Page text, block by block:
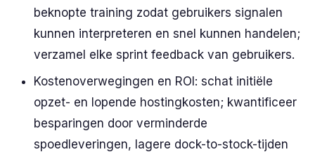
beknopte training zodat gebruikers signalen
kunnen interpreteren en snel kunnen handelen;
verzamel elke sprint feedback van gebruikers.
Kostenoverwegingen en ROI: schat initiële
opzet- en lopende hostingkosten; kwantificeer
besparingen door verminderde
spoedleveringen, lagere dock-to-stock-tijden